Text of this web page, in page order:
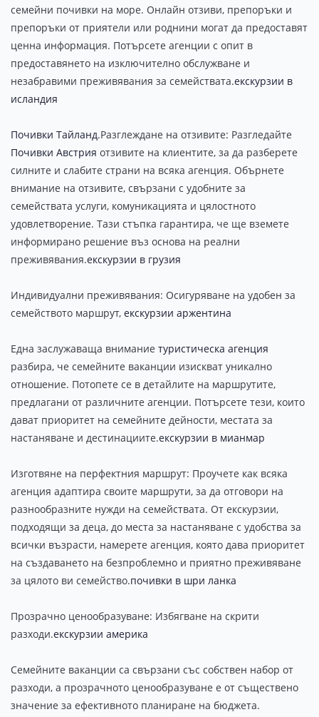
семейни почивки на море. Онлайн отзиви, препоръки и
препоръки от приятели или роднини могат да предоставят
ценна информация. Потърсете агенции с опит в
предоставянето на изключително обслужване и
незабравими преживявания за семействата.екскурзии в
исландия
Почивки Тайланд.Разглеждане на отзивите: Разгледайте
Почивки Австрия отзивите на клиентите, за да разберете
силните и слабите страни на всяка агенция. Обърнете
внимание на отзивите, свързани с удобните за
семействата услуги, комуникацията и цялостното
удовлетворение. Тази стъпка гарантира, че ще вземете
информирано решение въз основа на реални
преживявания.екскурзии в грузия
Индивидуални преживявания: Осигуряване на удобен за
семейството маршрут, екскурзии аржентина
Една заслужаваща внимание туристическа агенция
разбира, че семейните ваканции изискват уникално
отношение. Потопете се в детайлите на маршрутите,
предлагани от различните агенции. Потърсете тези, които
дават приоритет на семейните дейности, местата за
настаняване и дестинациите.екскурзии в мианмар
Изготвяне на перфектния маршрут: Проучете как всяка
агенция адаптира своите маршрути, за да отговори на
разнообразните нужди на семействата. От екскурзии,
подходящи за деца, до места за настаняване с удобства за
всички възрасти, намерете агенция, която дава приоритет
на създаването на безпроблемно и приятно преживяване
за цялото ви семейство.почивки в шри ланка
Прозрачно ценообразуване: Избягване на скрити
разходи.екскурзии америка
Семейните ваканции са свързани със собствен набор от
разходи, а прозрачното ценообразуване е от съществено
значение за ефективното планиране на бюджета.